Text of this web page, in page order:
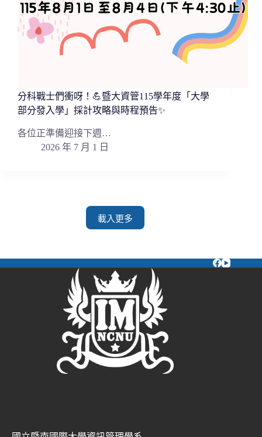
分科戰士們衝呀！💪暨大資管115學年度「大學
部分發入學」採計攻略與時程預告✨
各位正準備迎接下週…
2026 年 7 月 1 日
載入更多